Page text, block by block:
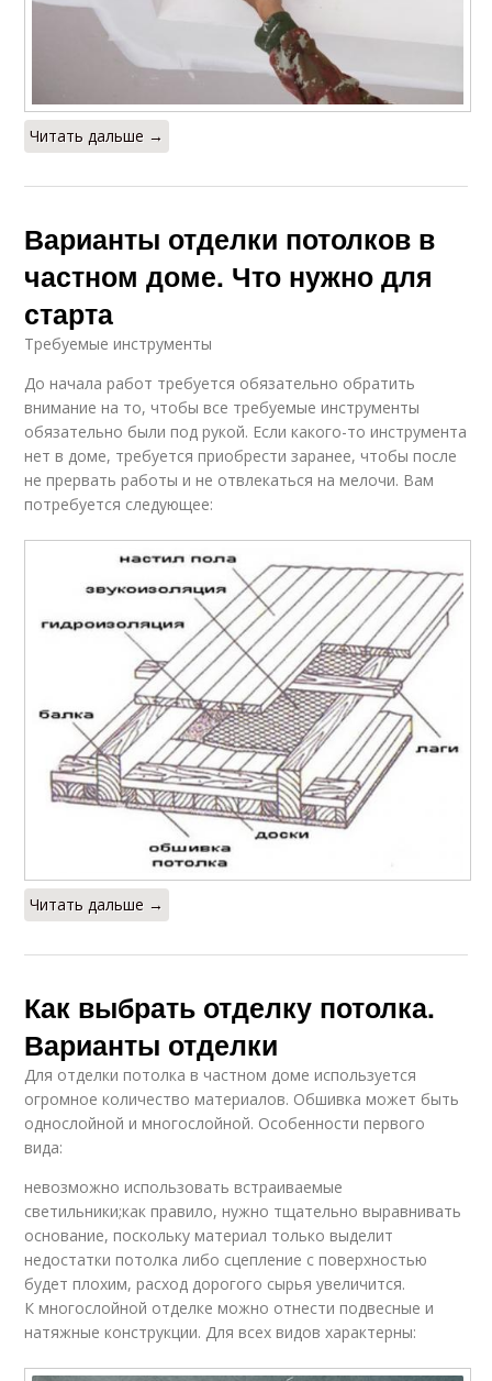
Читать дальше →
Варианты отделки потолков в
частном доме. Что нужно для
старта
Требуемые инструменты
До начала работ требуется обязательно обратить
внимание на то, чтобы все требуемые инструменты
обязательно были под рукой. Если какого-то инструмента
нет в доме, требуется приобрести заранее, чтобы после
не прервать работы и не отвлекаться на мелочи. Вам
потребуется следующее:
Читать дальше →
Как выбрать отделку потолка.
Варианты отделки
Для отделки потолка в частном доме используется
огромное количество материалов. Обшивка может быть
однослойной и многослойной. Особенности первого
вида:
невозможно использовать встраиваемые
светильники;как правило, нужно тщательно выравнивать
основание, поскольку материал только выделит
недостатки потолка либо сцепление с поверхностью
будет плохим, расход дорогого сырья увеличится.
К многослойной отделке можно отнести подвесные и
натяжные конструкции. Для всех видов характерны: